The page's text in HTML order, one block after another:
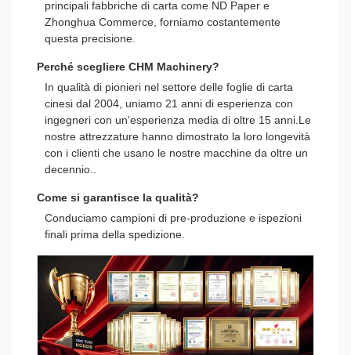
principali fabbriche di carta come ND Paper e
Zhonghua Commerce, forniamo costantemente
questa precisione.
Perché scegliere CHM Machinery?
In qualità di pionieri nel settore delle foglie di carta
cinesi dal 2004, uniamo 21 anni di esperienza con
ingegneri con un'esperienza media di oltre 15 anni.Le
nostre attrezzature hanno dimostrato la loro longevità
con i clienti che usano le nostre macchine da oltre un
decennio..
Come si garantisce la qualità?
Conduciamo campioni di pre-produzione e ispezioni
finali prima della spedizione.